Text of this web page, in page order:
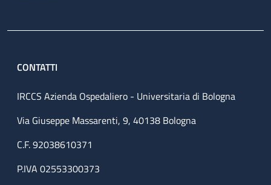
CONTATTI
IRCCS Azienda Ospedaliero - Universitaria di Bologna
Via Giuseppe Massarenti, 9, 40138 Bologna
C.F. 92038610371
P.IVA 02553300373